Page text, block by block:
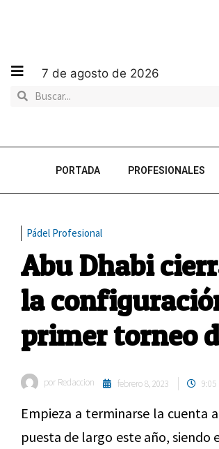
7 de agosto de 2026
PORTADA PROFESIONALES
Pádel Profesional
Abu Dhabi
la
primer torneo
por Redaccion febrero 8, 2023 9:05
Empieza a terminarse la cuenta
puesta de largo este año, siendo